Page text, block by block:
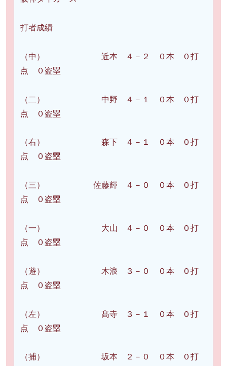
打者成績
（中） 近本 ４－２ ０本 ０打
点 ０盗塁
（二） 中野 ４－１ ０本 ０打
点 ０盗塁
（右） 森下 ４－１ ０本 ０打
点 ０盗塁
（三） 佐藤輝 ４－０ ０本 ０打
点 ０盗塁
（一） 大山 ４－０ ０本 ０打
点 ０盗塁
（遊） 木浪 ３－０ ０本 ０打
点 ０盗塁
（左） 髙寺 ３－１ ０本 ０打
点 ０盗塁
（捕） 坂本 ２－０ ０本 ０打